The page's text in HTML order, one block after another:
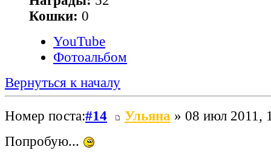
Кошки: 0
YouTube
Фотоальбом
Вернуться к началу
Номер поста:#14 Ульяна » 08 июл 2011,
Попробую...